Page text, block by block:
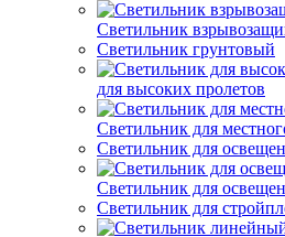
Светильник
Светильник грунтовый
для высоких пролетов
Светильник для
Светильник для
Светильник для
Светильник для